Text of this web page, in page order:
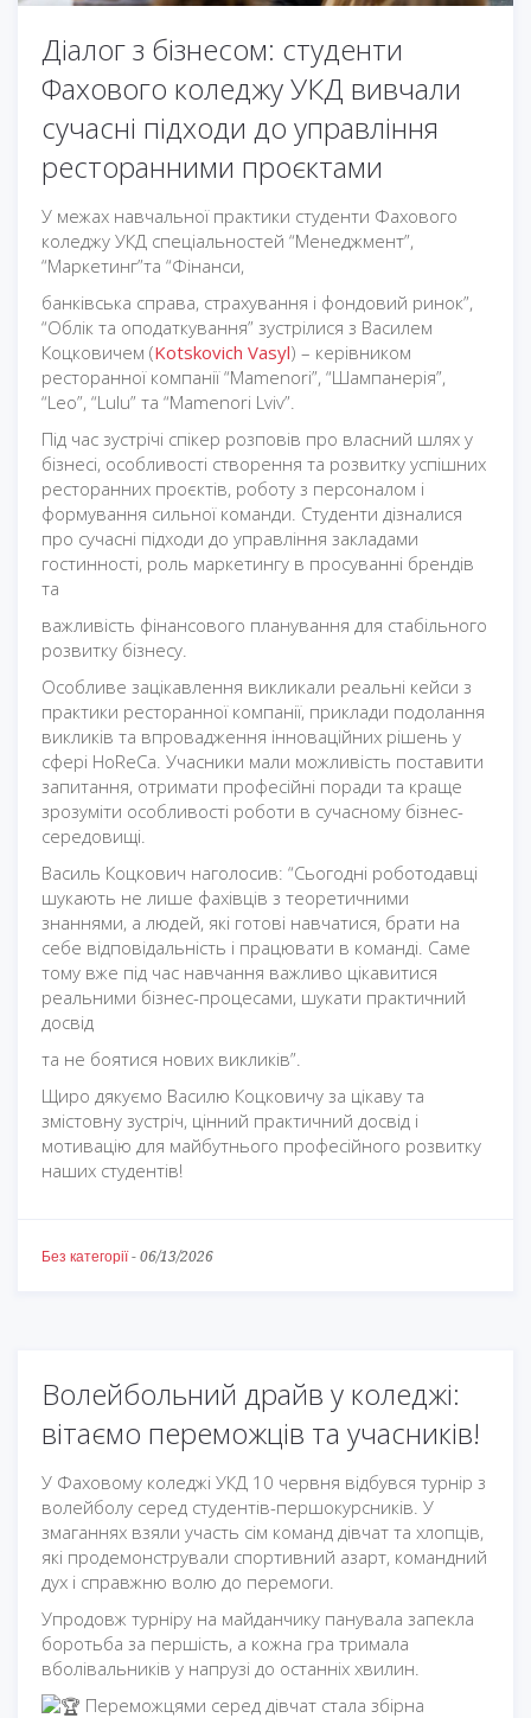
Діалог з бізнесом: студенти
Фахового коледжу УКД вивчали
сучасні підходи до управління
ресторанними проєктами
У межах навчальної практики студенти Фахового
коледжу УКД спеціальностей “Менеджмент”,
“Маркетинг”та “Фінанси,
банківська справа, страхування і фондовий ринок”,
“Облік та оподаткування” зустрілися з Василем
Коцковичем (Kotskovich Vasyl) – керівником
ресторанної компанії “Mamenori”, “Шампанерія”,
“Leo”, “Lulu” та “Mamenori Lviv”.
Під час зустрічі спікер розповів про власний шлях у
бізнесі, особливості створення та розвитку успішних
ресторанних проєктів, роботу з персоналом і
формування сильної команди. Студенти дізналися
про сучасні підходи до управління закладами
гостинності, роль маркетингу в просуванні брендів
та
важливість фінансового планування для стабільного
розвитку бізнесу.
Особливе зацікавлення викликали реальні кейси з
практики ресторанної компанії, приклади подолання
викликів та впровадження інноваційних рішень у
сфері HoReCa. Учасники мали можливість поставити
запитання, отримати професійні поради та краще
зрозуміти особливості роботи в сучасному бізнес-
середовищі.
Василь Коцкович наголосив: “Сьогодні роботодавці
шукають не лише фахівців з теоретичними
знаннями, а людей, які готові навчатися, брати на
себе відповідальність і працювати в команді. Саме
тому вже під час навчання важливо цікавитися
реальними бізнес-процесами, шукати практичний
досвід
та не боятися нових викликів”.
Щиро дякуємо Василю Коцковичу за цікаву та
змістовну зустріч, цінний практичний досвід і
мотивацію для майбутнього професійного розвитку
наших студентів!
Без категорії- 06/13/2026
Волейбольний драйв у коледжі:
вітаємо переможців та учасників!
У Фаховому коледжі УКД 10 червня відбувся турнір з
волейболу серед студентів-першокурсників. У
змаганнях взяли участь сім команд дівчат та хлопців,
які продемонстрували спортивний азарт, командний
дух і справжню волю до перемоги.
Упродовж турніру на майданчику панувала запекла
боротьба за першість, а кожна гра тримала
вболівальників у напрузі до останніх хвилин.
Переможцями серед дівчат стала збірна